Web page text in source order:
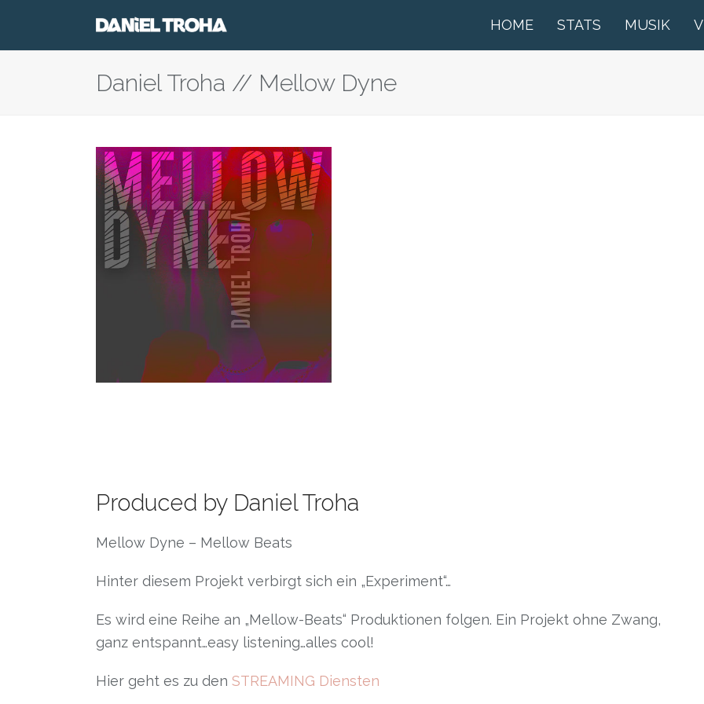
HOME STATS MUSIK
Daniel Troha // Mellow Dyne
Produced by Daniel Troha
Mellow Dyne – Mellow Beats
Hinter diesem Projekt verbirgt sich ein „Experiment“…
Es wird eine Reihe an „Mellow-Beats“ Produktionen folgen. Ein Projekt ohne Zwang,
ganz entspannt…easy listening…alles cool!
Hier geht es zu den STREAMING Diensten